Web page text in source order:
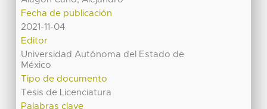
Fecha de publicación
2021-11-04
Editor
Universidad Autónoma del Estado de
México
Tipo de documento
Tesis de Licenciatura
Palabras clave